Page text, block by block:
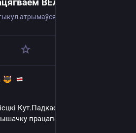
Кут.Падкаст: 06 - працапакуты,
працапакут і скрам